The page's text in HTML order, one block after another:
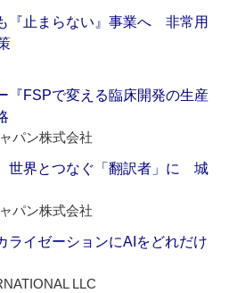
『止まらない』事業へ 非常用
『FSPで変える臨床開発の生産
パン株式会社
世界とつなぐ「翻訳者」に 城
パン株式会社
ライゼーションにAIをどれだけ
LLC